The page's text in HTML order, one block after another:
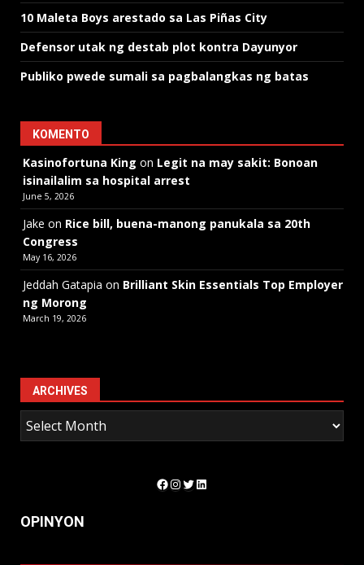
10 Maleta Boys arestado sa Las Piñas City
Defensor utak ng destab plot kontra Dayunyor
Publiko pwede sumali sa pagbalangkas ng batas
KOMENTO
Kasinofortuna King on Legit na may sakit: Bonoan
isinailalim sa hospital arrest
June 5, 2026
Jake on Rice bill, buena-manong panukala sa 20th
Congress
May 16, 2026
Jeddah Gatapia on Brilliant Skin Essentials Top Employer
ng Morong
March 19, 2026
ARCHIVES
Facebook
Instagram
Twitter
LinkedIn
OPINYON